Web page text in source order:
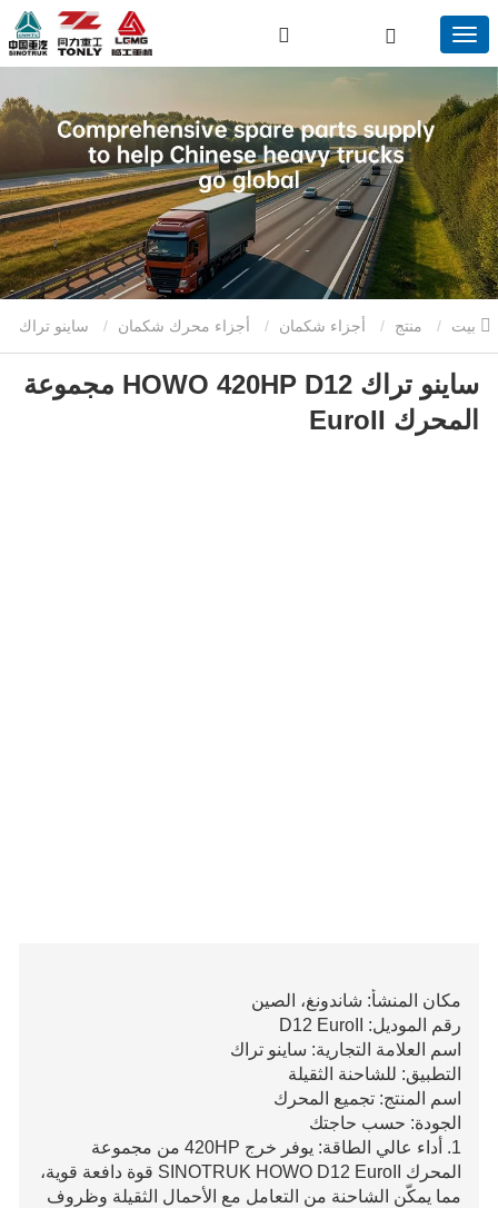
منتج أجزاء شكمان أجزاء محرك شكمان ساينو تراك
HOWO 420HP D12 مجموعة المحرك EuroII
ساينو تراك HOWO 420HP D12 مجموعة
المحرك EuroII
مكان المنشأ: شاندونغ، الصين
رقم الموديل: D12 EuroII
اسم العلامة التجارية: ساينو تراك
التطبيق: للشاحنة الثقيلة
اسم المنتج: تجميع المحرك
الجودة: حسب حاجتك
1. أداء عالي الطاقة: يوفر خرج 420HP من مجموعة
المحرك SINOTRUK HOWO D12 EuroII قوة دافعة قوية،
مما يمكّن الشاحنة من التعامل مع الأحمال الثقيلة وظروف